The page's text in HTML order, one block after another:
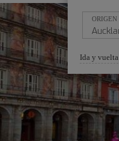
ORIGEN
Seleccione
una
opción
Ida y vuelta